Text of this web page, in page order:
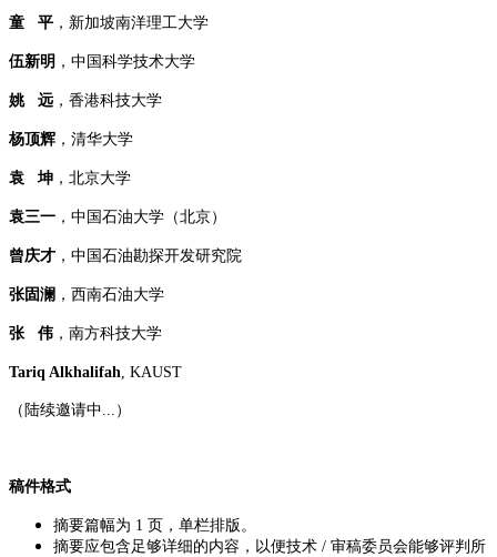
童 平 ，新加坡南洋理工大学
伍新明 ，中国科学技术大学
姚 远 ，香港科技大学
杨顶辉 ，清华大学
袁 坤 ，北京大学
袁三一 ，中国石油大学（北京）
曾庆才 ，中国石油勘探开发研究院
张固澜 ，西南石油大学
张 伟 ，南方科技大学
Tariq Alkhalifah , KAUST
（陆续邀请中...）
稿件格式
摘要篇幅为 1 页，单栏排版。
摘要应包含足够详细的内容，以便技术 / 审稿委员会能够评判所